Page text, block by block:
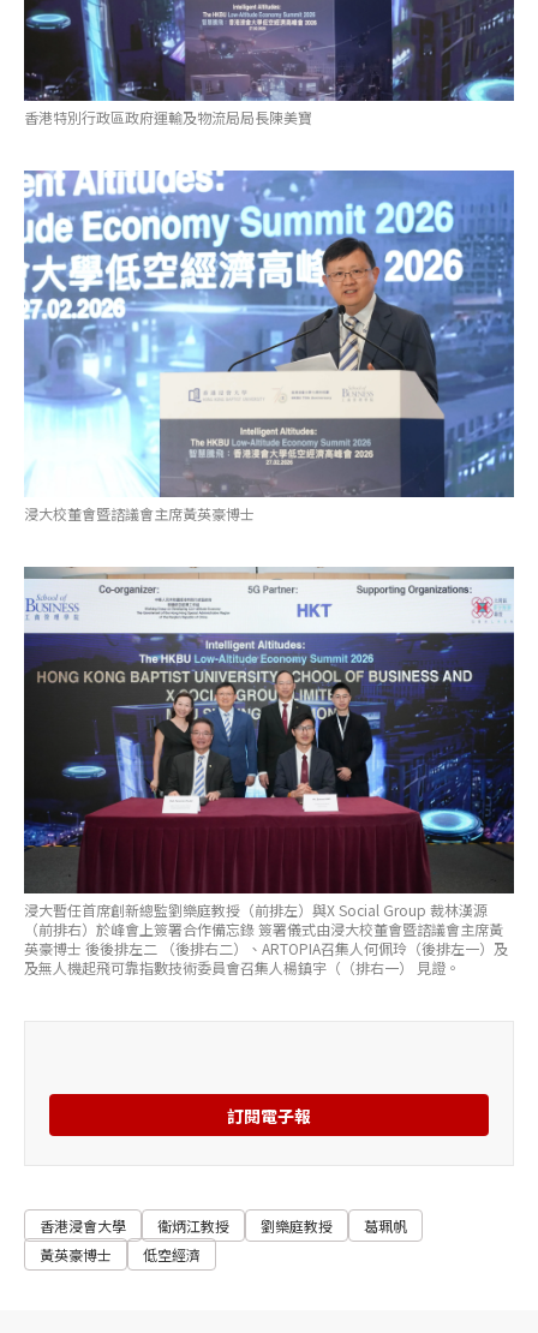
香港特別行政區政府運輸及物流局局長陳美寶
浸大校董會暨諮議會主席黃英豪博士
浸大暫任首席創新總監劉樂庭教授（前排左）與X Social Group 裁林漢源
（前排右）於峰會上簽署合作備忘錄 簽署儀式由浸大校董會暨諮議會主席黃
英豪博士 後後排左二 （後排右二）、ARTOPIA召集人何佩玲（後排左一）及
及無人機起飛可靠指數技術委員會召集人楊鎮宇（（排右一） 見證。
訂閱電子報
香港浸會大學 衞炳江教授 劉樂庭教授
葛珮帆
黃英豪博士
低空經濟